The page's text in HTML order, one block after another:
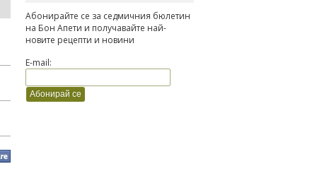
Абонирайте се за седмичния бюлетин
на Бон Апети и получавайте най-
новите рецепти и новини
E-mail: